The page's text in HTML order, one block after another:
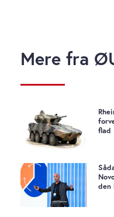
Mere fra
flad
den